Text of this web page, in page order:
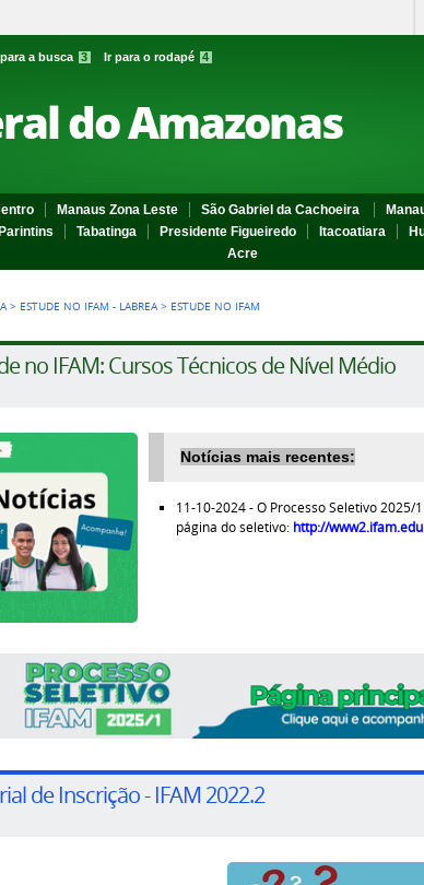
a busca 3 Ir para o rodapé 4
do Amazonas
Manaus Zona Leste São Gabriel da Cachoeira
Parintins Tabatinga Presidente Figueiredo Itacoatiara
Acre
> ESTUDE NO IFAM - LABREA > ESTUDE NO IFAM
no IFAM: Cursos Técnicos de Nível Médio
Notícias mais recentes:
11-10-2024 - O Processo Seletivo
página do seletivo: http://
de Inscrição - IFAM 2022.2